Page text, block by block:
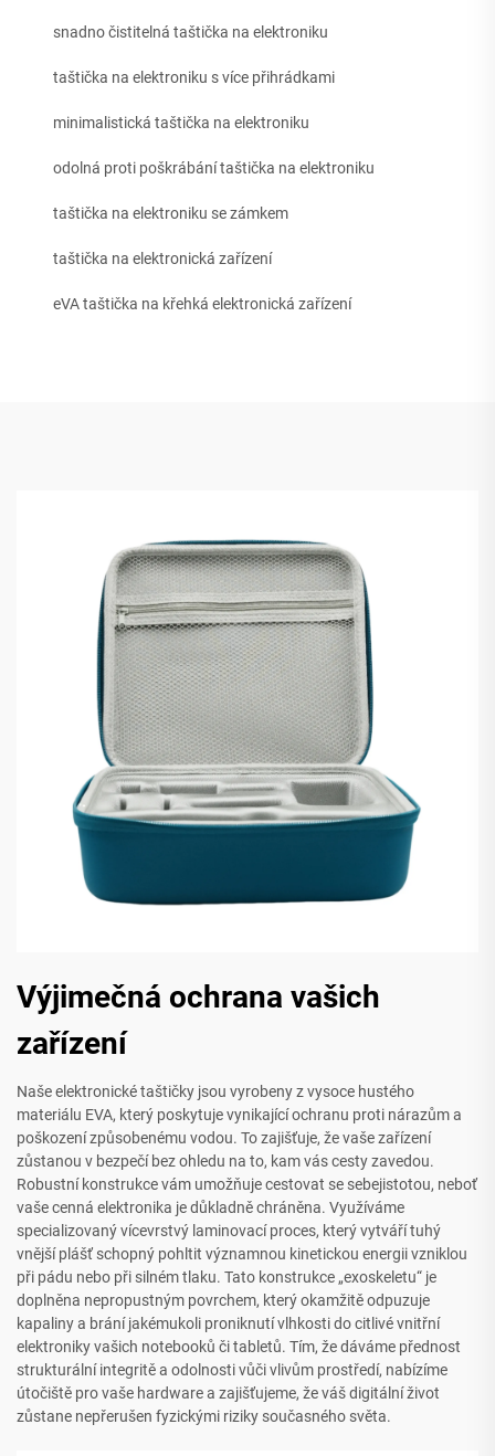
snadno čistitelná taštička na elektroniku
taštička na elektroniku s více přihrádkami
minimalistická taštička na elektroniku
odolná proti poškrábání taštička na elektroniku
taštička na elektroniku se zámkem
taštička na elektronická zařízení
eVA taštička na křehká elektronická zařízení
Výjimečná ochrana vašich
zařízení
Naše elektronické taštičky jsou vyrobeny z vysoce hustého
materiálu EVA, který poskytuje vynikající ochranu proti nárazům a
poškození způsobenému vodou. To zajišťuje, že vaše zařízení
zůstanou v bezpečí bez ohledu na to, kam vás cesty zavedou.
Robustní konstrukce vám umožňuje cestovat se sebejistotou, neboť
vaše cenná elektronika je důkladně chráněna. Využíváme
specializovaný vícevrstvý laminovací proces, který vytváří tuhý
vnější plášť schopný pohltit významnou kinetickou energii vzniklou
při pádu nebo při silném tlaku. Tato konstrukce „exoskeletu“ je
doplněna nepropustným povrchem, který okamžitě odpuzuje
kapaliny a brání jakémukoli proniknutí vlhkosti do citlivé vnitřní
elektroniky vašich notebooků či tabletů. Tím, že dáváme přednost
strukturální integritě a odolnosti vůči vlivům prostředí, nabízíme
útočiště pro vaše hardware a zajišťujeme, že váš digitální život
zůstane nepřerušen fyzickými riziky současného světa.